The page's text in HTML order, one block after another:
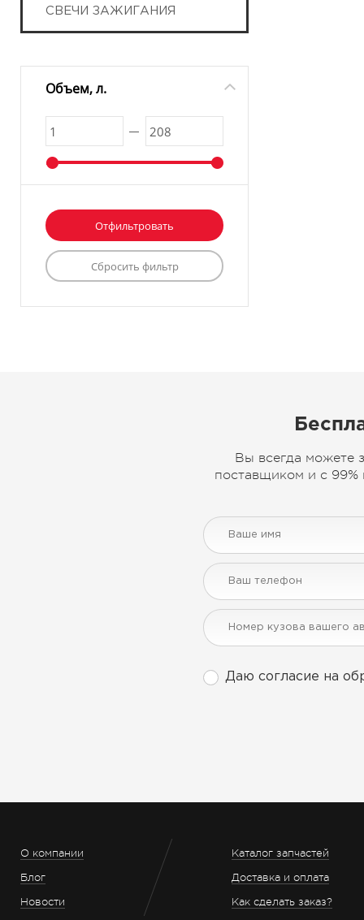
СВЕЧИ ЗАЖИГАНИЯ
Объем, л.
Вы всегда можете
поставщиком и с 99%
Даю согласие на
О компании
Блог
Новости
Каталог запчастей
Доставка и оплата
Как сделать заказ?